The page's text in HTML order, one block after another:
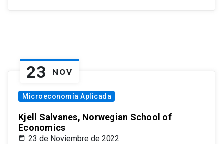
23 NOV
Microeconomía Aplicada
Kjell Salvanes, Norwegian School of
Economics
23 de Noviembre de 2022